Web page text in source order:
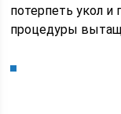
потерпеть укол и
процедуры